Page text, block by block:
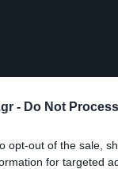
- Do Not
opt-out of the sale,
for targeted